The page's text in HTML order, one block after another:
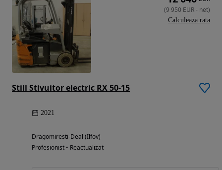
Still Stivuitor electric RX 50-15
2021
Dragomiresti-Deal (Ilfov)
Profesionist • Reactualizat
(9 950 EUR- net)
Calculeaza rata